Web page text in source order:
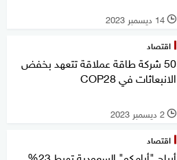
l 14 ديسمبر 2023
اقتصاد
50 شركة طاقة عملاقة تتعهد بخفض
الانبعاثات في COP28
l 2 ديسمبر 2023
اقتصاد